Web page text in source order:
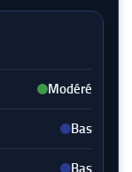
Modéré
Bas
Bas